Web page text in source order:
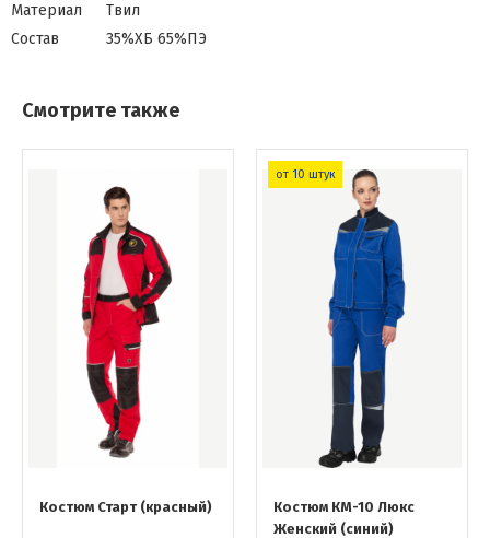
Материал
Твил
Состав
35%ХБ 65%ПЭ
Смотрите также
Костюм Старт (красный)
от 10 штук
Костюм КМ-10 Люкс
Женский (синий)